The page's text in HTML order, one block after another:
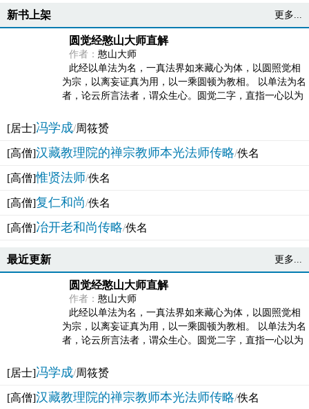
新书上架 更多...
圆觉经憨山大师直解
作者： 憨山大师
此经以单法为名，一真法界如来藏心为体，以圆照觉相
为宗，以离妄证真为用，以一乘圆顿为教相。 以单法为名
者，论云所言法者，谓众生心。圆觉二字，直指一心以为
[居士]冯学成/周筱赟
[高僧]汉藏教理院的禅宗教师本光法师传略/佚名
[高僧]惟贤法师/佚名
[高僧]复仁和尚/佚名
[高僧]冶开老和尚传略/佚名
最近更新 更多...
圆觉经憨山大师直解
作者： 憨山大师
此经以单法为名，一真法界如来藏心为体，以圆照觉相
为宗，以离妄证真为用，以一乘圆顿为教相。 以单法为名
者，论云所言法者，谓众生心。圆觉二字，直指一心以为
[居士]冯学成/周筱赟
[高僧]汉藏教理院的禅宗教师本光法师传略/佚名